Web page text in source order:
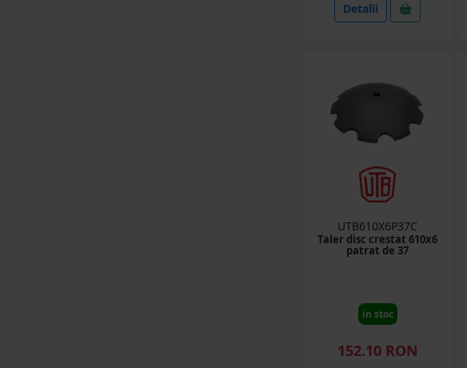
Detalii
UTB610X6P37C
Taler disc crestat 610x6
patrat de 37
in stoc
152.10 RON